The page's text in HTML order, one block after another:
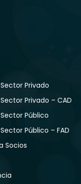
Privado
Privado – CAD
Público
Público – FAD
Socios